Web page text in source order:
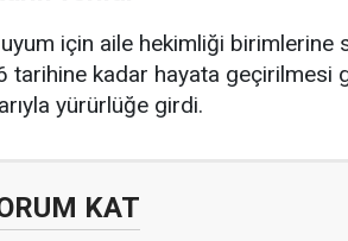
için aile hekimliği birimlerine
tarihine kadar hayata geçirilmesi
yürürlüğe girdi.
KAT